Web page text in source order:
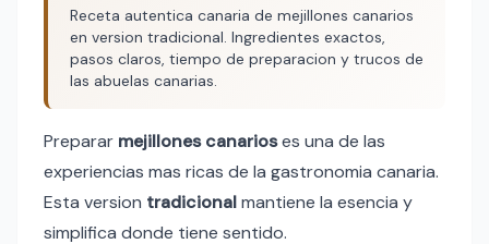
Receta autentica canaria de mejillones canarios
en version tradicional. Ingredientes exactos,
pasos claros, tiempo de preparacion y trucos de
las abuelas canarias.
Preparar mejillones canarioses una de las
experiencias mas ricas de la gastronomia canaria.
Esta version tradicionalmantiene la esencia y
simplifica donde tiene sentido.